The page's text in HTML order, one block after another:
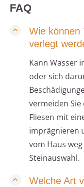
FAQ
Wie können
verlegt
Kann Wasser
oder sich
vermeiden Sie
Fliesen mit
imprägnieren
vom Haus
Steinauswahl.
Welche Art